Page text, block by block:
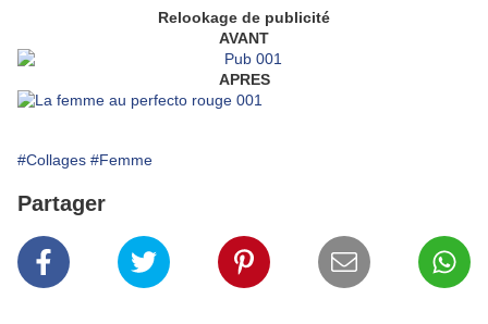
Relookage de publicité
AVANT
APRES
#Collages #Femme
Partager